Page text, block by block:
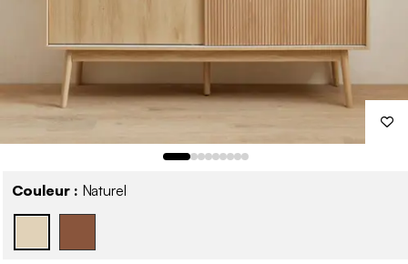
Couleur : Naturel